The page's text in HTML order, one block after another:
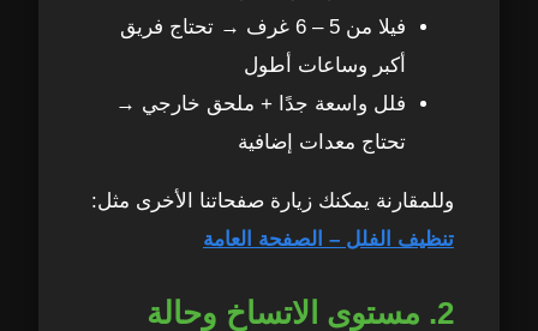
فيلا من 5 – 6 غرف → تحتاج فريق
أكبر وساعات أطول
فلل واسعة جدًا + ملحق خارجي →
تحتاج معدات إضافية
وللمقارنة يمكنك زيارة صفحاتنا الأخرى مثل:
تنظيف الفلل – الصفحة العامة
2. مستوى الاتساخ وحالة